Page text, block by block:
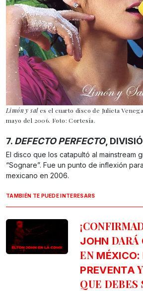
Limón y sales el cuarto disco de Julieta
mayo del 2006. Foto: Cortesía.
7. DEFECTO PERFECTO,
El disco que los catapultó al mainstream
“Sognare”. Fue un punto de inflexión
mexicano en 2006.
TAMBIÉN TE PUEDE INTERESARS
JOHN DARÁ
EN MÉXICO:
PREVENTA
QUE DEBES